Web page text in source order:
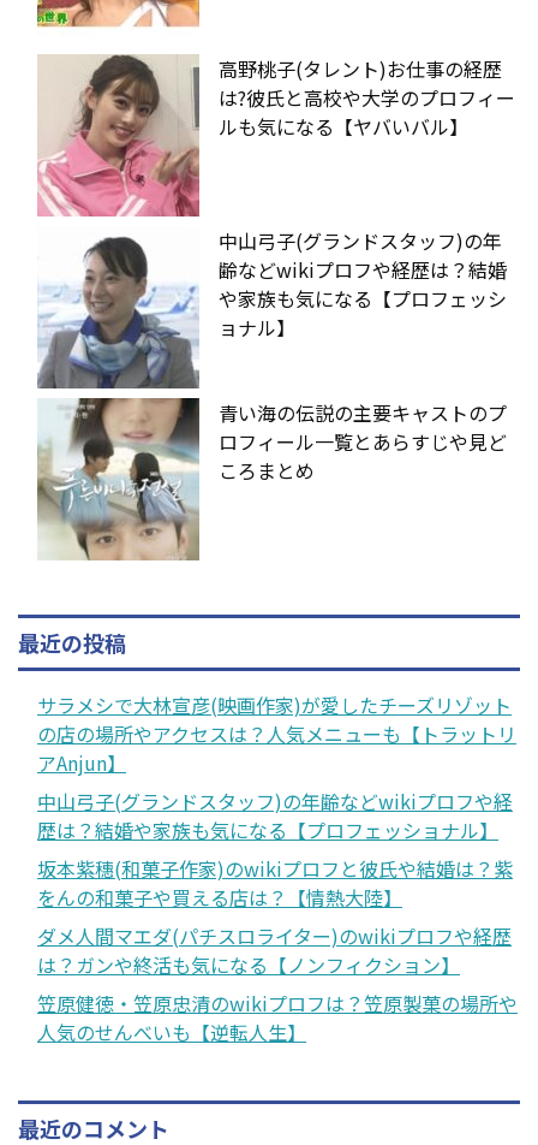
高野桃子(タレント)お仕事の経歴
は?彼氏と高校や大学のプロフィー
ルも気になる【ヤバいバル】
中山弓子(グランドスタッフ)の年
齢などwikiプロフや経歴は？結婚
や家族も気になる【プロフェッシ
ョナル】
青い海の伝説の主要キャストのプ
ロフィール一覧とあらすじや見ど
ころまとめ
最近の投稿
サラメシで大林宣彦(映画作家)が愛したチーズリゾット
の店の場所やアクセスは？人気メニューも【トラットリ
アAnjun】
中山弓子(グランドスタッフ)の年齢などwikiプロフや経
歴は？結婚や家族も気になる【プロフェッショナル】
坂本紫穗(和菓子作家)のwikiプロフと彼氏や結婚は？紫
をんの和菓子や買える店は？【情熱大陸】
ダメ人間マエダ(パチスロライター)のwikiプロフや経歴
は？ガンや終活も気になる【ノンフィクション】
笠原健徳・笠原忠清のwikiプロフは？笠原製菓の場所や
人気のせんべいも【逆転人生】
最近のコメント